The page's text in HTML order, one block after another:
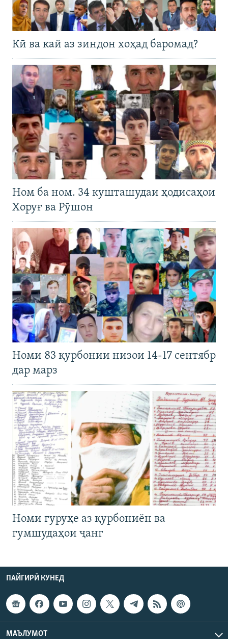
Кӣ ва кай аз зиндон хоҳад баромад?
Ном ба ном. 34 кушташудаи ҳодисаҳои
Хоруғ ва Рӯшон
Номи 83 қурбонии низои 14-17 сентябр
дар марз
Номи гуруҳе аз қурбониён ва
гумшудаҳои ҷанг
ПАЙГИРӢ КУНЕД
МАЪЛУМОТ